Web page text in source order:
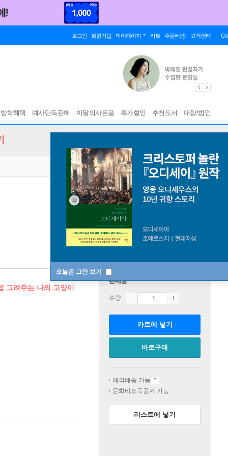
로그인 회원가입 마이페이지 카트 주문/배송 고객센터
학혜택 예사단독판매 이달의사은품 특가할인 추천도서 대량/법인
오늘은 그만 보기
그려주는 나의 고양이
판매중
수량
카트에 넣기
바로구매
해외배송 가능
문화비소득공제 가능
리스트에 넣기